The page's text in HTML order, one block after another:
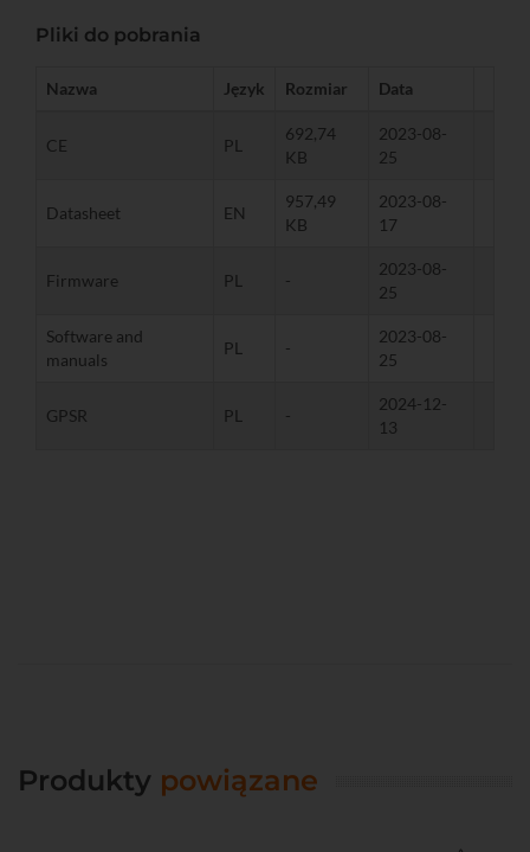
Pliki do pobrania
Nazwa Język Rozmiar Data
CE PL
692,74
KB
2023-08-
25
Datasheet EN
957,49
KB
2023-08-
17
Firmware PL -
2023-08-
25
Software and
manuals
PL -
2023-08-
25
GPSR PL -
2024-12-
13
Produkty powiązane